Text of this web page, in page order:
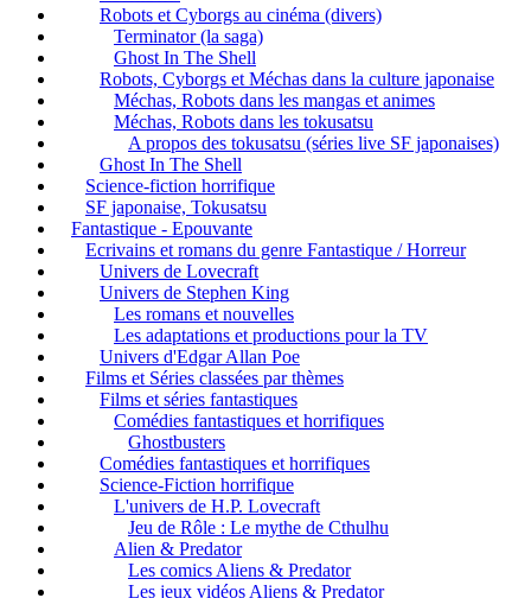
Robots et Cyborgs au cinéma (divers)
Terminator (la saga)
Ghost In The Shell
Robots, Cyborgs et Méchas dans la culture japonaise
Méchas, Robots dans les mangas et animes
Méchas, Robots dans les tokusatsu
A propos des tokusatsu (séries live SF japonaises)
Ghost In The Shell
Science-fiction horrifique
SF japonaise, Tokusatsu
Fantastique - Epouvante
Ecrivains et romans du genre Fantastique / Horreur
Univers de Lovecraft
Univers de Stephen King
Les romans et nouvelles
Les adaptations et productions pour la TV
Univers d'Edgar Allan Poe
Films et Séries classées par thèmes
Films et séries fantastiques
Comédies fantastiques et horrifiques
Ghostbusters
Comédies fantastiques et horrifiques
Science-Fiction horrifique
L'univers de H.P. Lovecraft
Jeu de Rôle : Le mythe de Cthulhu
Alien & Predator
Les comics Aliens & Predator
Les jeux vidéos Aliens & Predator